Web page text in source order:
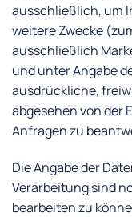
ausschließlich, um
weitere Zwecke
ausschließlich
und unter Angabe
ausdrückliche,
abgesehen von der
Anfragen zu
Die Angabe der
Verarbeitung sind
bearbeiten zu